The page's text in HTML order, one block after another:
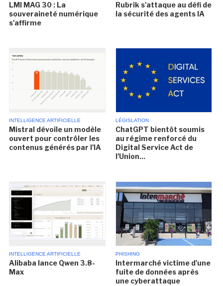
LMI MAG 30 : La
souveraineté numérique
s'affirme
Rubrik s'attaque au défi de
la sécurité des agents IA
INTELLIGENCE ARTIFICIELLE
Mistral dévoile un modèle
ouvert pour contrôler les
contenus générés par l'IA
LÉGISLATION
ChatGPT bientôt soumis
au régime renforcé du
Digital Service Act de
l'Union...
INTELLIGENCE ARTIFICIELLE
Alibaba lance Qwen 3.8-
Max
PHISHING
Intermarché victime d'une
fuite de données après
une cyberattaque